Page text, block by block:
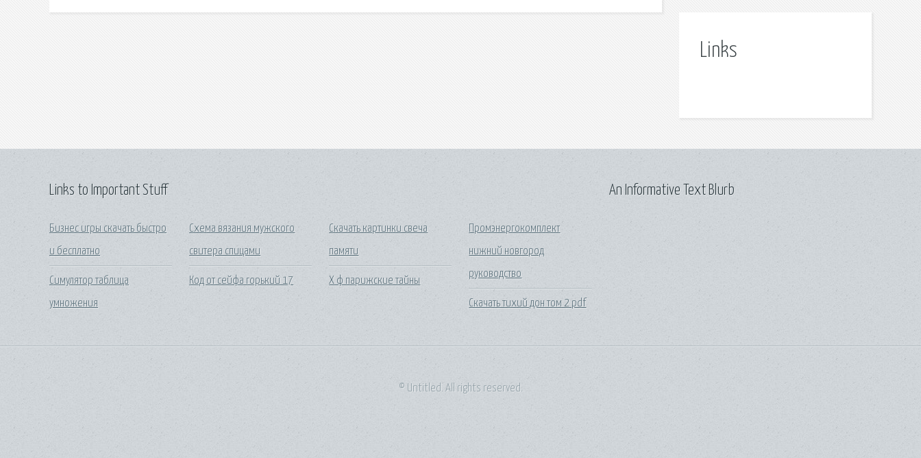
Links
Links to Important Stuff
Бизнес игры скачать быстро
и бесплатно
Симулятор таблица
умножения
Схема вязания мужского
свитера спицами
Код от сейфа горький 17
Скачать картинки свеча
памяти
Х ф парижские тайны
Промэнергокомплект
нижний новгород
руководство
Скачать тихий дон том 2 pdf
An Informative Text Blurb
© Untitled. All rights reserved.